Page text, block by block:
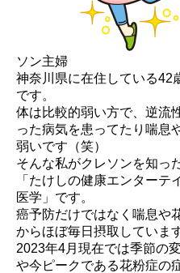
ソン主婦
神奈川県に在住している42
です。
体は比較的弱い方で、逆流
った病気を患ってたり喘息
弱いです（笑）
そんな私がクレソンを知っ
「たけしの健康エンター
医学」です。
癌予防だけではなく喘息や
からほぼ毎日摂取しています
2023年4月現在では季節の
や今ピークである花粉症の